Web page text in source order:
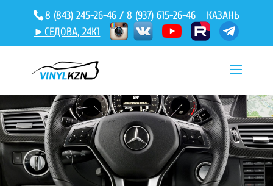
8 (843) 245-26-46 /8 (937) 615-26-46
КАЗАНЬ
►СЕДОВА, 24К1